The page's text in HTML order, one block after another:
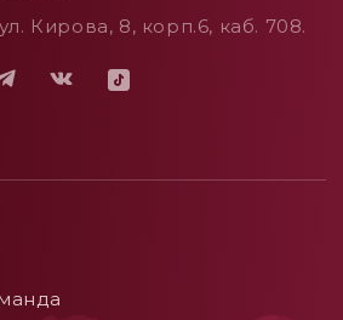
Кирова, 8, корп.6, каб. 708.